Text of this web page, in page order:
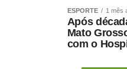
O empresário também
naturalizar o episódio
“Não faço política dessa
ESPORTE 1 mês
Após
Mato
com o